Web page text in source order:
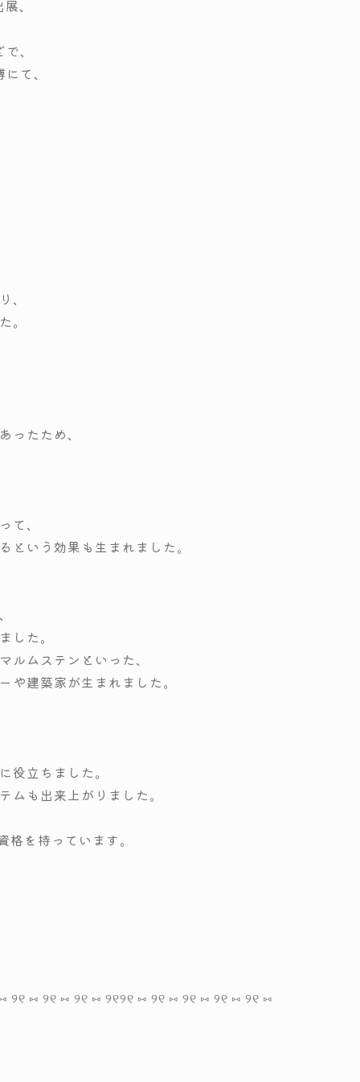
、
、
て、
。
たため、
、
いう効果も生まれました。
した。
ムステンといった、
建築家が生まれました。
役立ちました。
も出来上がりました。
を持っています。
୨୧ ⑅ ୨୧ ⑅ ୨୧ ⑅ ୨୧୨୧ ⑅ ୨୧ ⑅ ୨୧ ⑅ ୨୧ ⑅ ୨୧ ⑅